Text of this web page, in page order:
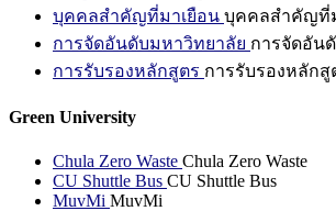
บุคคลสำคัญที่มาเยือน บุคคลสำคัญที่
การจัดอันดับมหาวิทยาลัย การจัดอัน
การรับรองหลักสูตร การรับรองหลักสู
Green University
Chula Zero Waste Chula Zero Waste
CU Shuttle Bus CU Shuttle Bus
MuvMi MuvMi